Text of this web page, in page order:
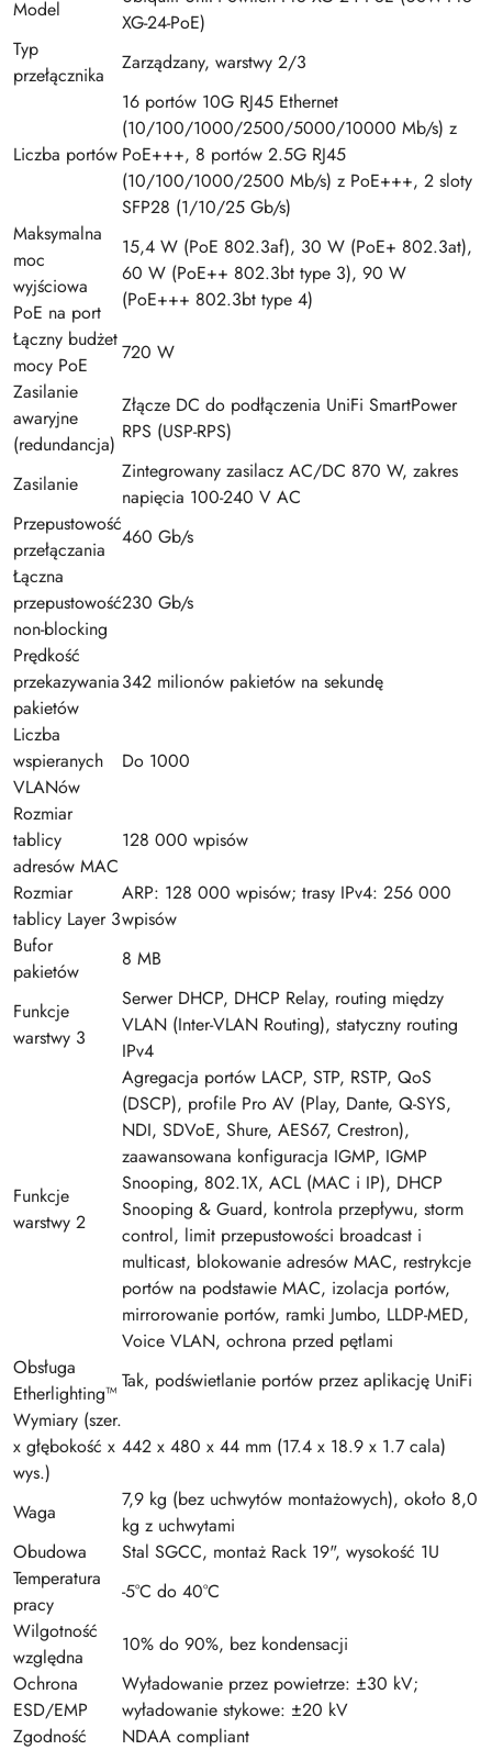
Model
XG-24-PoE)
Typ
przełącznika
Zarządzany, warstwy 2/3
Liczba portów
16 portów 10G RJ45 Ethernet
(10/100/1000/2500/5000/10000 Mb/s) z
PoE+++, 8 portów 2.5G RJ45
(10/100/1000/2500 Mb/s) z PoE+++, 2 sloty
SFP28 (1/10/25 Gb/s)
Maksymalna
moc
wyjściowa
PoE na port
15,4 W (PoE 802.3af), 30 W (PoE+ 802.3at),
60 W (PoE++ 802.3bt type 3), 90 W
(PoE+++ 802.3bt type 4)
Łączny budżet
mocy PoE
720 W
Zasilanie
awaryjne
(redundancja)
Złącze DC do podłączenia UniFi SmartPower
RPS (USP-RPS)
Zasilanie
Zintegrowany zasilacz AC/DC 870 W, zakres
napięcia 100-240 V AC
Przepustowość
przełączania
460 Gb/s
Łączna
przepustowość
non-blocking
230 Gb/s
Prędkość
przekazywania
pakietów
342 milionów pakietów na sekundę
Liczba
wspieranych
VLANów
Do 1000
Rozmiar
tablicy
adresów MAC
128 000 wpisów
Rozmiar
tablicy Layer 3
ARP: 128 000 wpisów; trasy IPv4: 256 000
wpisów
Bufor
pakietów
8 MB
Funkcje
warstwy 3
Serwer DHCP, DHCP Relay, routing między
VLAN (Inter-VLAN Routing), statyczny routing
IPv4
Funkcje
warstwy 2
Agregacja portów LACP, STP, RSTP, QoS
(DSCP), profile Pro AV (Play, Dante, Q-SYS,
NDI, SDVoE, Shure, AES67, Crestron),
zaawansowana konfiguracja IGMP, IGMP
Snooping, 802.1X, ACL (MAC i IP), DHCP
Snooping & Guard, kontrola przepływu, storm
control, limit przepustowości broadcast i
multicast, blokowanie adresów MAC, restrykcje
portów na podstawie MAC, izolacja portów,
mirrorowanie portów, ramki Jumbo, LLDP-MED,
Voice VLAN, ochrona przed pętlami
Obsługa
Etherlighting™
Tak, podświetlanie portów przez aplikację UniFi
Wymiary (szer.
x głębokość x
wys.)
442 x 480 x 44 mm (17.4 x 18.9 x 1.7 cala)
Waga
7,9 kg (bez uchwytów montażowych), około 8,0
kg z uchwytami
Obudowa
Stal SGCC, montaż Rack 19", wysokość 1U
Temperatura
pracy
-5°C do 40°C
Wilgotność
względna
10% do 90%, bez kondensacji
Ochrona
ESD/EMP
Wyładowanie przez powietrze: ±30 kV;
wyładowanie stykowe: ±20 kV
Zgodność
NDAA compliant